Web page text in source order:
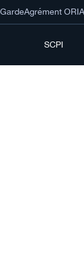
Agrément
SCPI